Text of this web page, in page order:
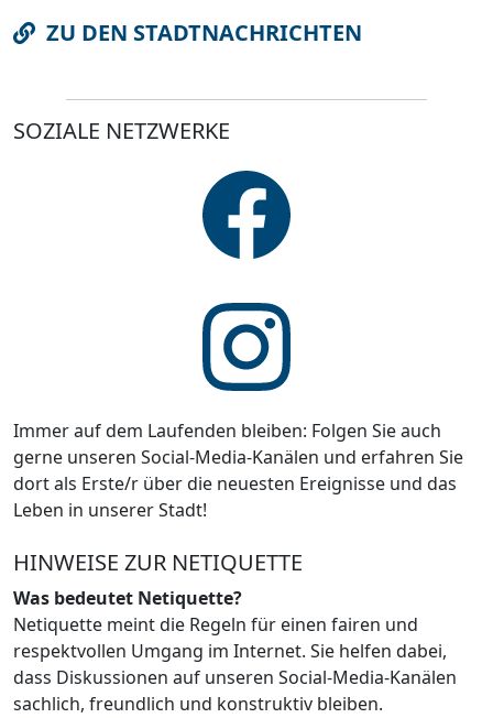
ZU DEN STADTNACHRICHTEN
SOZIALE NETZWERKE
Immer auf dem Laufenden bleiben: Folgen Sie auch
gerne unseren Social-Media-Kanälen und erfahren Sie
dort als Erste/r über die neuesten Ereignisse und das
Leben in unserer Stadt!
HINWEISE ZUR NETIQUETTE
Was bedeutet Netiquette?
Netiquette meint die Regeln für einen fairen und
respektvollen Umgang im Internet. Sie helfen dabei,
dass Diskussionen auf unseren Social-Media-Kanälen
sachlich, freundlich und konstruktiv bleiben.